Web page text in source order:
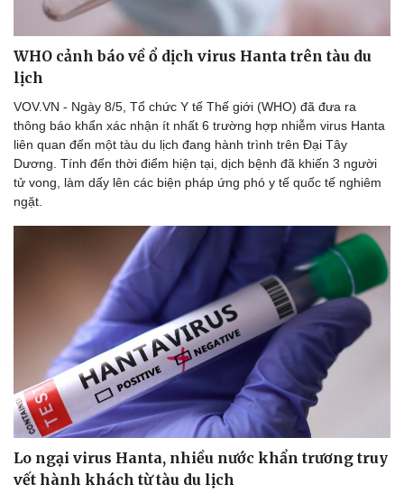
WHO cảnh báo về ổ dịch virus Hanta trên tàu du
lịch
VOV.VN - Ngày 8/5, Tổ chức Y tế Thế giới (WHO) đã đưa ra
thông báo khẩn xác nhận ít nhất 6 trường hợp nhiễm virus Hanta
liên quan đến một tàu du lịch đang hành trình trên Đại Tây
Dương. Tính đến thời điểm hiện tại, dịch bệnh đã khiến 3 người
tử vong, làm dấy lên các biện pháp ứng phó y tế quốc tế nghiêm
ngặt.
Lo ngại virus Hanta, nhiều nước khẩn trương truy
vết hành khách từ tàu du lịch